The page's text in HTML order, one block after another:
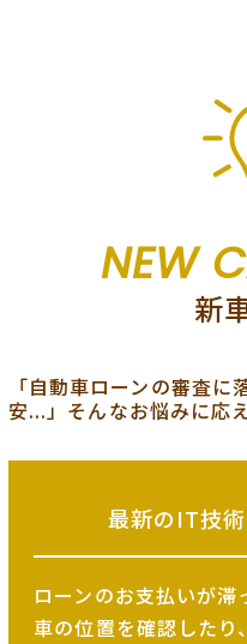
NEW
新
「自動車ローンの審査
安...」そんなお悩みに応
最新のIT技
ローンのお支払いが
車の位置を確認したり、